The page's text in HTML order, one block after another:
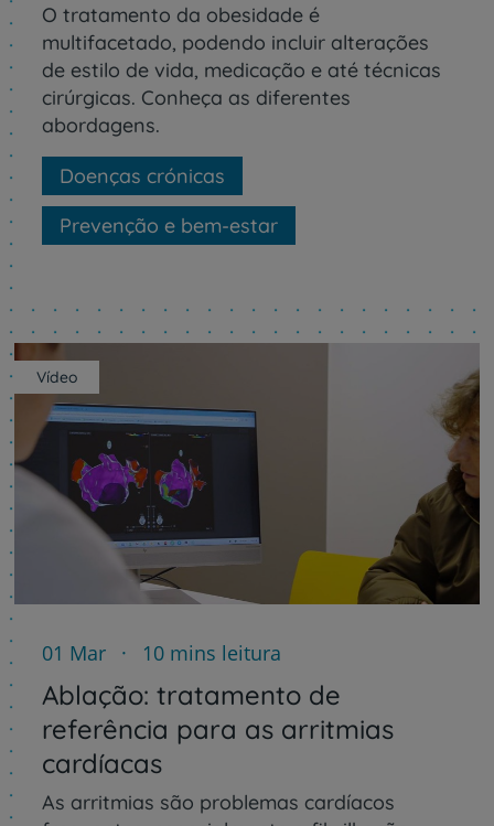
O tratamento da obesidade é
multifacetado, podendo incluir alterações
de estilo de vida, medicação e até técnicas
cirúrgicas. Conheça as diferentes
abordagens.
Doenças crónicas
Prevenção e bem-estar
Vídeo
01 Mar 10 mins leitura
Ablação: tratamento de
referência para as arritmias
cardíacas
As arritmias são problemas cardíacos